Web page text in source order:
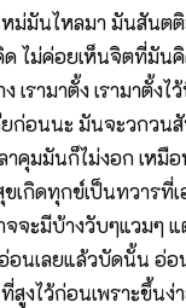
ม่มันไหลมา มันสัน
ด ไม่ค่อยเห็นจิตที่มั
ามาตั้ง เรามาตั้งไ
ก่อนนะ มันจะวกวน
คุมมันก็ไม่งอก เหมื
กิดทุกข์เป็นทวารที่เ
จะมีบ้างวับๆแวมๆ
อนเลยแล้วบัดนั้น อ่
สูงไว้ก่อนเพราะขึ้น